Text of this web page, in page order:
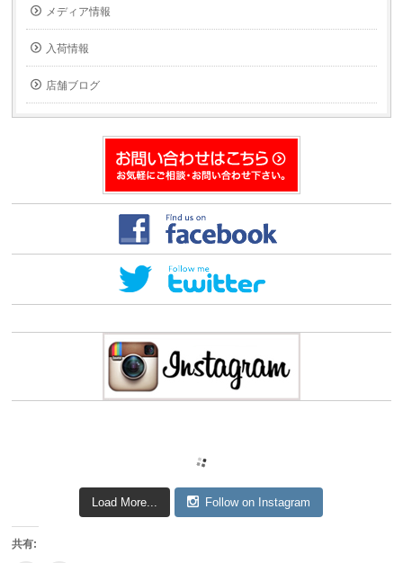
で
送
信
(新
し
い
ィ
ド
ウ
ィ
ン
ド
ウ
で
開
ま
す)
メディア情報
入荷情報
店舗ブログ
Load More... Follow on Instagram
共有: